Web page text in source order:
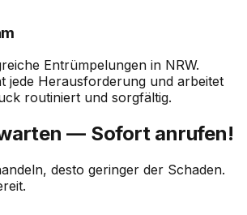
Entrümpelungen in NRW.
jede Herausforderung und arbeitet
routiniert und sorgfältig.
— Sofort anrufen!
desto geringer der Schaden.